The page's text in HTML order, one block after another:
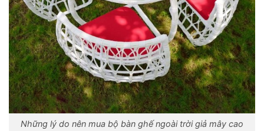
Những lý do nên mua bộ bàn ghế ngoài trời giả mây cao